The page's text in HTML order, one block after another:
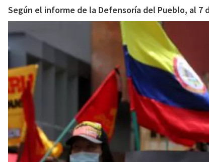
Según el informe de la Defensoría del Pueblo, al